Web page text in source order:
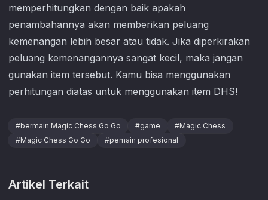
memperhitungkan dengan baik apakah
penambahannya akan memberikan peluang
kemenangan lebih besar atau tidak. Jika diperkirakan
peluang kemenangannya sangat kecil, maka jangan
gunakan item tersebut. Kamu bisa menggunakan
perhitungan diatas untuk menggunakan item DHS!
#bermain Magic Chess Go Go #game #Magic Chess
#Magic Chess Go Go #pemain profesional
Artikel Terkait